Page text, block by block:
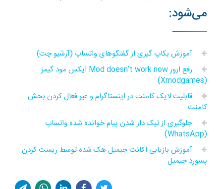
می‌شود:
آموزش بکاپ گیری از گفتگوهای واتساپ (آرشیو چت)
رفع ارور Mod doesn’t work now ایکس مود گیمز
(Xmodgames)
قابلیت لایک کامنت در اینستاگرام و غیر فعال کردن بخش
کامنت
جلوگیری از تیک دار شدن پیام خوانده شده واتساپ
(WhatsApp)
آموزش بازیابی اکانت جیمیل هک شده توسط ریست کردن
پسورد جیمیل